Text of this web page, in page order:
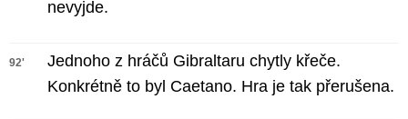
nevyjde.
92'
Jednoho z hráčů Gibraltaru chytly křeče.
Konkrétně to byl Caetano. Hra je tak přerušena.